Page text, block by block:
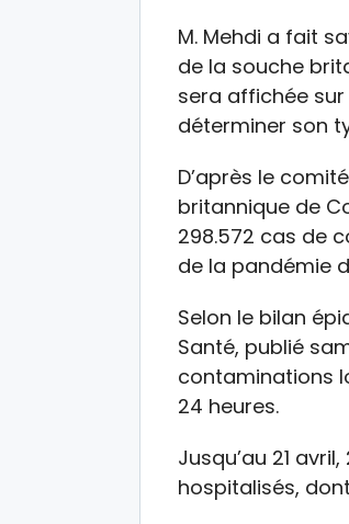
M. Mehdi a fait
de la souche
sera affichée sur
déterminer son
D’après le
britannique de
298.572 cas de
de la pandémie
Selon le bilan
Santé, publié
contaminations
24 heures.
Jusqu’au 21
hospitalisés,